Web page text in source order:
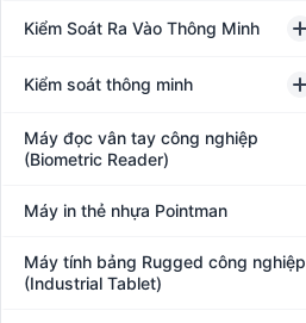
Kiểm Soát Ra Vào Thông Minh
Kiểm soát thông minh
Máy đọc vân tay công nghiệp
(Biometric Reader)
Máy in thẻ nhựa Pointman
Máy tính bảng Rugged công nghiệp
(Industrial Tablet)